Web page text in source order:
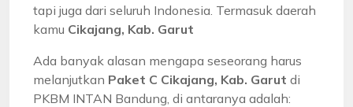
tapi juga dari seluruh Indonesia. Termasuk daerah
kamu Cikajang, Kab. Garut
Ada banyak alasan mengapa seseorang harus
melanjutkan Paket C Cikajang, Kab. Garut di
PKBM INTAN Bandung, di antaranya adalah: